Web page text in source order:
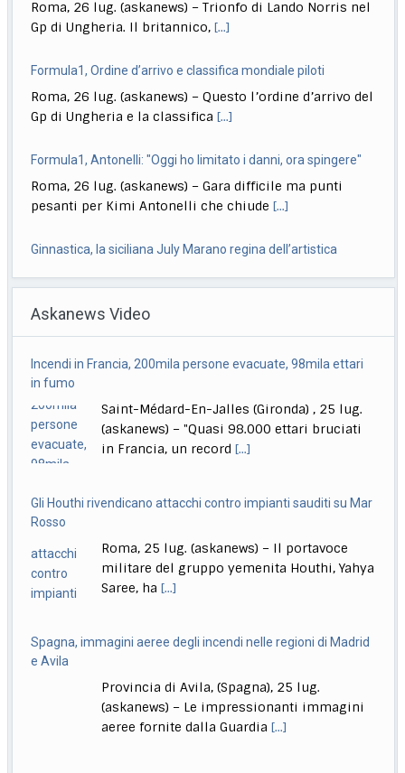
Roma, 26 lug. (askanews) – Trionfo di Lando Norris nel
Gp di Ungheria. Il britannico,[...]
Formula1, Ordine d’arrivo e classifica mondiale piloti
Roma, 26 lug. (askanews) – Questo l’ordine d’arrivo del
Gp di Ungheria e la classifica[...]
Formula1, Antonelli: "Oggi ho limitato i danni, ora spingere"
Roma, 26 lug. (askanews) – Gara difficile ma punti
pesanti per Kimi Antonelli che chiude[...]
Ginnastica, la siciliana July Marano regina dell’artistica
Roma, 26 lug. (askanews) – La nuova regina
settembre,[...]
Quirinale, La Russa: Meloni al Colle? Non questa, forse la
prossima volta
Roma, 26 lug. (askanews) – "Secondo me lo diventerà
presidente della Repubblica, magari la prossima[...]
Askanews Video
in fumo
(askanews) – "Quasi 98.000 ettari bruciati
in Francia, un record[...]
Rosso
militare del gruppo yemenita Houthi, Yahya
Saree, ha[...]
e Avila
(askanews) – Le impressionanti immagini
aeree fornite dalla Guardia[...]